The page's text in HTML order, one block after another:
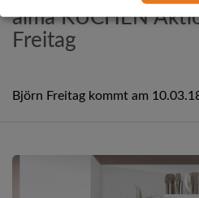
alma KÜCHEN
Freitag
Björn Freitag kommt am